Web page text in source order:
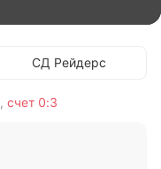
СД Рейдерс
, счет 0:3